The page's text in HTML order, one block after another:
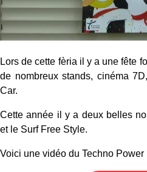
Lors de cette fèria il y a une fête
de nombreux stands, cinéma
Car.
Cette année il y a deux belles
et le Surf Free Style.
Voici une vidéo du Techno Power